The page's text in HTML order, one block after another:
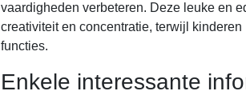
vaardigheden verbeteren. Deze leuke en
creativiteit en concentratie, terwijl
functies.
Enkele interessante